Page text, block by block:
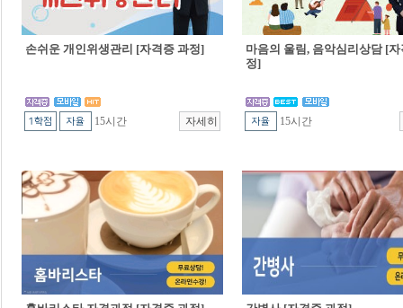
손쉬운 개인위생관리 [자격증 과정]
15시간
마음의 울림, 음악심리상담 [
정]
15시간